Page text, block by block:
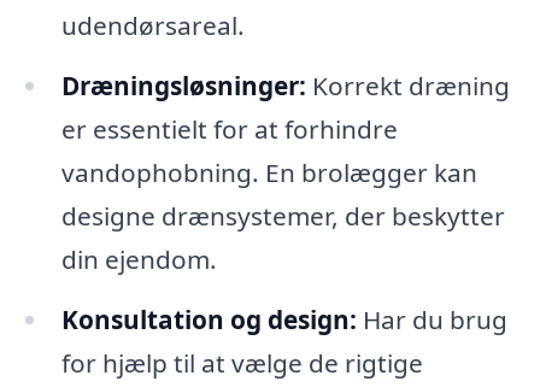
udendørsareal.
Dræningsløsninger: Korrekt dræning
er essentielt for at forhindre
vandophobning. En brolægger kan
designe drænsystemer, der beskytter
din ejendom.
Konsultation og design: Har du brug
for hjælp til at vælge de rigtige